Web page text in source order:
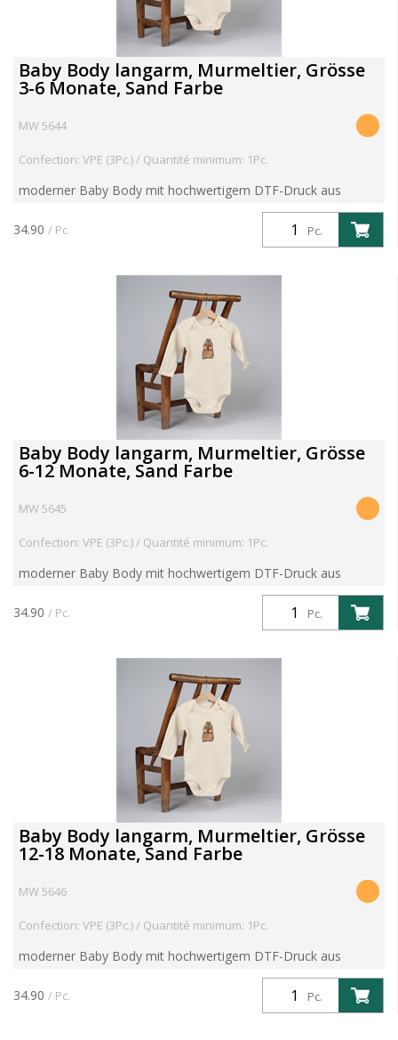
Baby Body langarm, Murmeltier, Grösse
3-6 Monate, Sand Farbe
MW 5644
Confection: VPE (3Pc.) / Quantité minimum: 1Pc.
moderner Baby Body mit hochwertigem DTF-Druck aus
eigener Produktion 100 % gekämmte, ringgesponnene,
zertifizierte Bio-Baumwolle Bei 40°C waschbar
Pc.
34.90 / Pc.
Baby Body langarm, Murmeltier, Grösse
6-12 Monate, Sand Farbe
MW 5645
Confection: VPE (3Pc.) / Quantité minimum: 1Pc.
moderner Baby Body mit hochwertigem DTF-Druck aus
eigener Produktion 100 % gekämmte, ringgesponnene,
zertifizierte Bio-Baumwolle Bei 40°C waschbar
Pc.
34.90 / Pc.
Baby Body langarm, Murmeltier, Grösse
12-18 Monate, Sand Farbe
MW 5646
Confection: VPE (3Pc.) / Quantité minimum: 1Pc.
moderner Baby Body mit hochwertigem DTF-Druck aus
eigener Produktion 100 % gekämmte, ringgesponnene,
zertifizierte Bio-Baumwolle Bei 40°C waschbar
Pc.
34.90 / Pc.